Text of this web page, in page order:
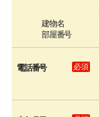
建物名
部屋番号
電話番号 必須